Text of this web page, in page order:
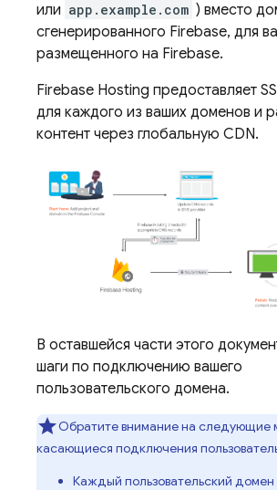
или app.example.com ) вместо
сгенерированного Firebase, для
размещенного на Firebase.
Firebase Hosting предоставляет
для каждого из ваших доменов и
контент через глобальную CDN.
В оставшейся части этого
шаги по подключению вашего
пользовательского домена.
Обратите внимание на следующие
касающиеся подключения
Каждый пользовательский